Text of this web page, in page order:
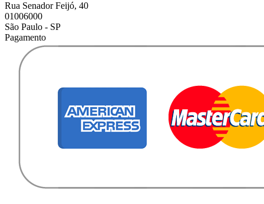
Rua Senador Feijó, 40
01006000
São Paulo - SP
Pagamento